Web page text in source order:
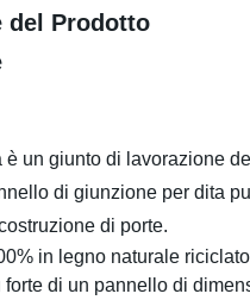
del Prodotto
è un giunto di lavorazione
di giunzione per dita
di porte.
in legno naturale
forte di un pannello di